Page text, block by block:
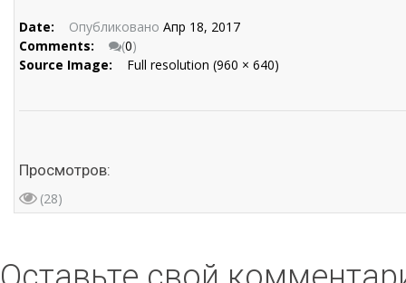
Date: Опубликовано Апр 18, 2017
Comments:
(0)
Source Image:
Full resolution (960 × 640)
Просмотров:
(28)